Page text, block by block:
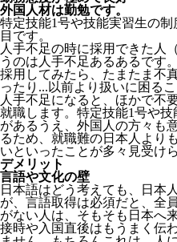
外国人材は勤勉です。
特定技能1号や技能実習生の
目 です。
人手不足の時に採用できた人
うのは人手不足あるあるです
採用してみたら、たまたま不
ったり...以前より扱いに困る
人手不足になると、ほかで不
就職します。特定技能1号や
があるうえ、外国人の方々も
るため、就職難の日本人より
いといったことが多々見受け
デメリット
言語や文化の壁
日本語はどう考えても、日本
が、言語取得は必須だと、全
がない人は、そもそも日本へ
接時や入国直後はもうまく伝